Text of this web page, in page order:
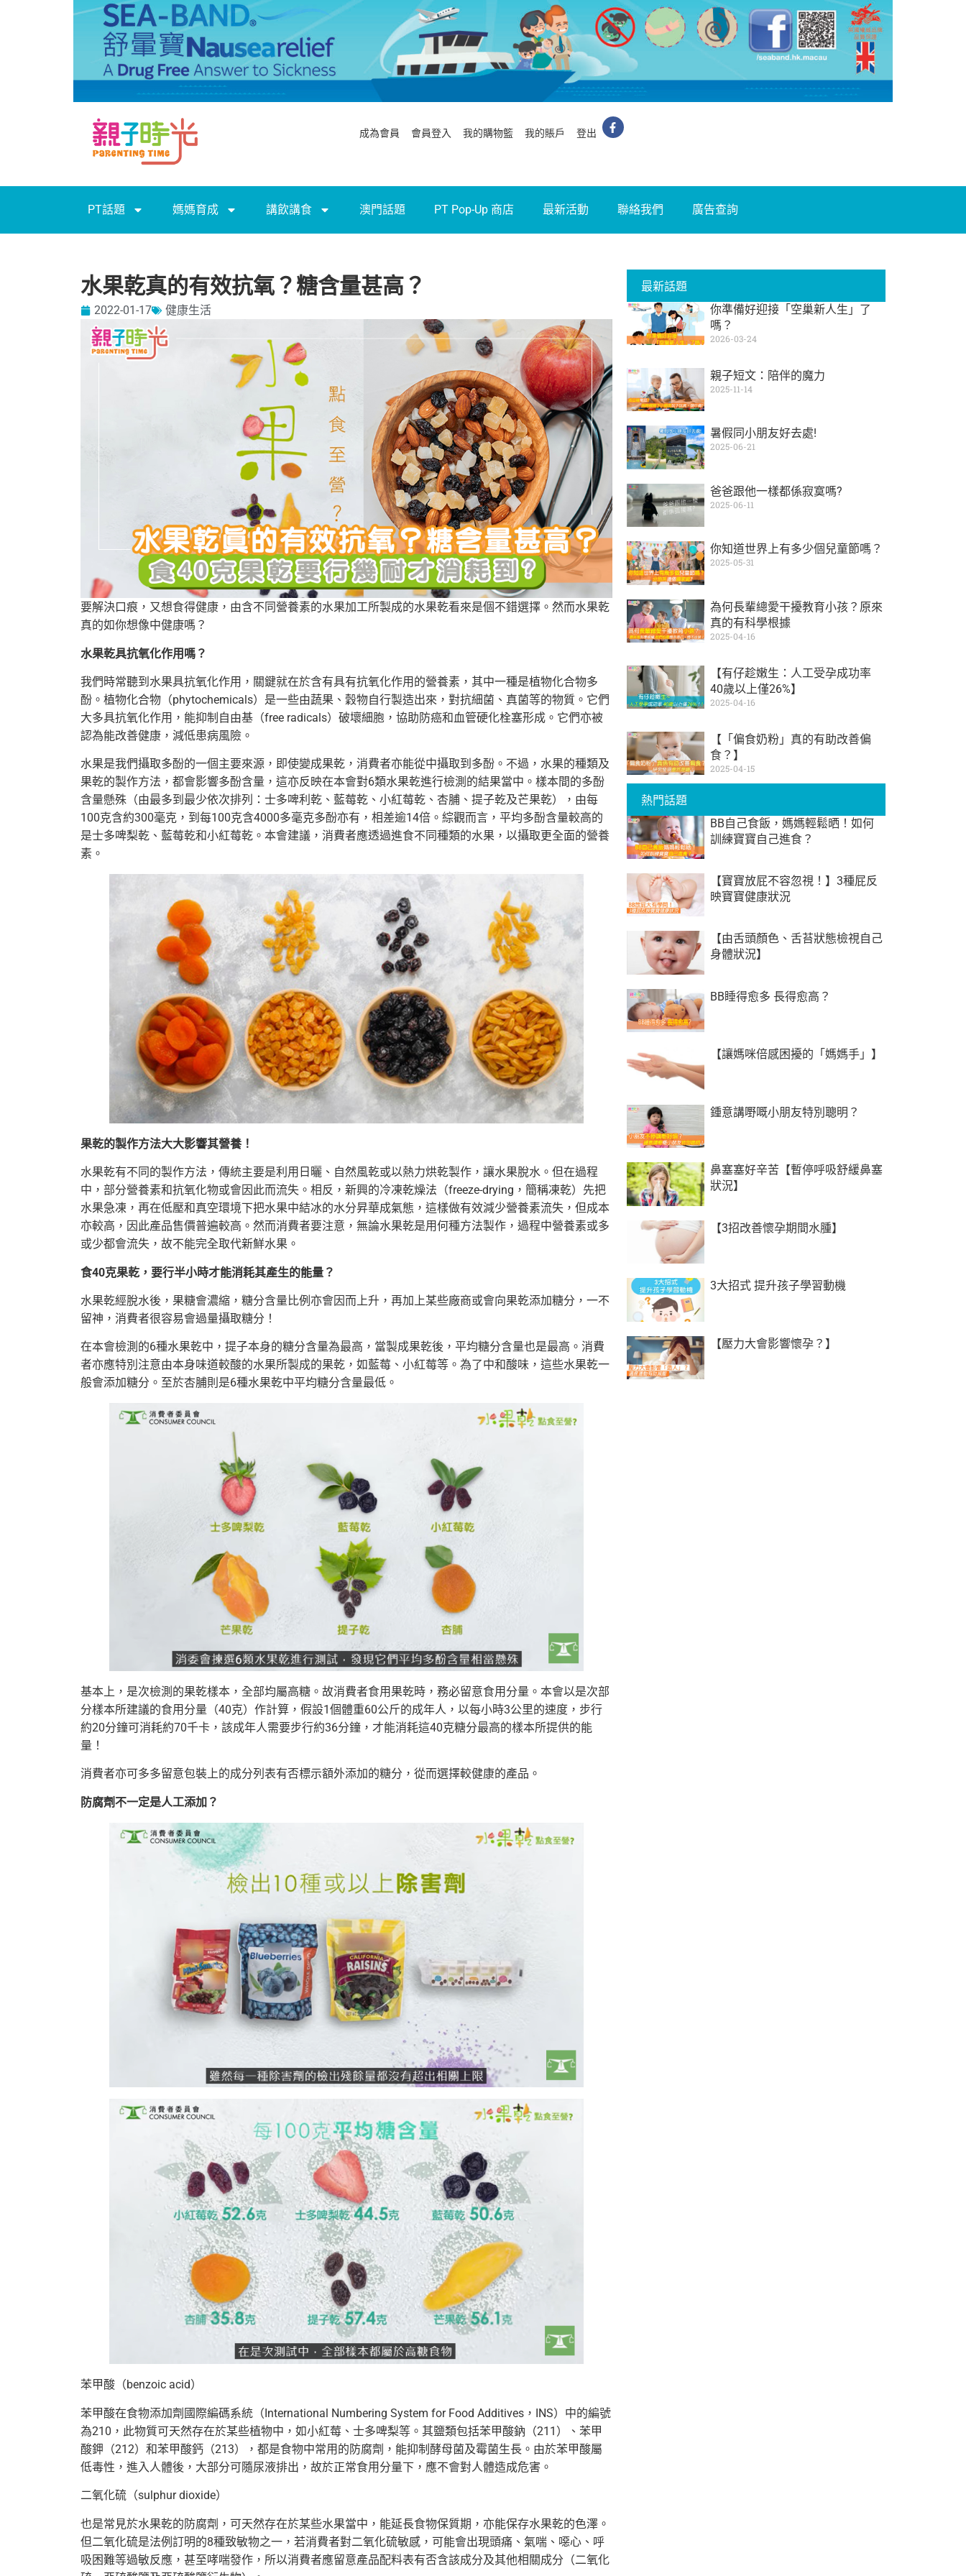
成為會員 會員登入 我的購物籃 我的賬戶 登出
PT話題 媽媽育成 講飲講食 澳門話題 PT Pop-Up 商店 最新活動 聯絡我們 廣告查詢
水果乾真的有效抗氧？糖含量甚高？
2022-01-17 健康生活
要解決口痕，又想食得健康，由含不同營養素的水果加工所製成的水果乾看來是個不錯選擇。然而水果乾
真的如你想像中健康嗎？
水果乾具抗氧化作用嗎？
我們時常聽到水果具抗氧化作用，關鍵就在於含有具有抗氧化作用的營養素，其中一種是植物化合物多
酚。植物化合物（phytochemicals）是一些由蔬果、穀物自行製造出來，對抗細菌、真菌等的物質。它們
大多具抗氧化作用，能抑制自由基（free radicals）破壞細胞，協助防癌和血管硬化栓塞形成。它們亦被
認為能改善健康，減低患病風險。
水果是我們攝取多酚的一個主要來源，即使變成果乾，消費者亦能從中攝取到多酚。不過，水果的種類及
果乾的製作方法，都會影響多酚含量，這亦反映在本會對6類水果乾進行檢測的結果當中。樣本間的多酚
含量懸殊（由最多到最少依次排列：士多啤利乾、藍莓乾、小紅莓乾、杏脯、提子乾及芒果乾），由每
100克含約300毫克，到每100克含4000多毫克多酚亦有，相差逾14倍。綜觀而言，平均多酚含量較高的
是士多啤梨乾、藍莓乾和小紅莓乾。本會建議，消費者應透過進食不同種類的水果，以攝取更全面的營養
素。
果乾的製作方法大大影響其營養！
水果乾有不同的製作方法，傳統主要是利用日曬、自然風乾或以熱力烘乾製作，讓水果脫水。但在過程
中，部分營養素和抗氧化物或會因此而流失。相反，新興的冷凍乾燥法（freeze-drying，簡稱凍乾）先把
水果急凍，再在低壓和真空環境下把水果中結冰的水分昇華成氣態，這樣做有效減少營養素流失，但成本
亦較高，因此產品售價普遍較高。然而消費者要注意，無論水果乾是用何種方法製作，過程中營養素或多
或少都會流失，故不能完全取代新鮮水果。
食40克果乾，要行半小時才能消耗其產生的能量？
水果乾經脫水後，果糖會濃縮，糖分含量比例亦會因而上升，再加上某些廠商或會向果乾添加糖分，一不
留神，消費者很容易會過量攝取糖分！
在本會檢測的6種水果乾中，提子本身的糖分含量為最高，當製成果乾後，平均糖分含量也是最高。消費
者亦應特別注意由本身味道較酸的水果所製成的果乾，如藍莓、小紅莓等。為了中和酸味，這些水果乾一
般會添加糖分。至於杏脯則是6種水果乾中平均糖分含量最低。
基本上，是次檢測的果乾樣本，全部均屬高糖。故消費者食用果乾時，務必留意食用分量。本會以是次部
分樣本所建議的食用分量（40克）作計算，假設1個體重60公斤的成年人，以每小時3公里的速度，步行
約20分鐘可消耗約70千卡，該成年人需要步行約36分鐘，才能消耗這40克糖分最高的樣本所提供的能
量！
消費者亦可多多留意包裝上的成分列表有否標示額外添加的糖分，從而選擇較健康的產品。
防腐劑不一定是人工添加？
苯甲酸（benzoic acid）
苯甲酸在食物添加劑國際編碼系統（International Numbering System for Food Additives，INS）中的編號
為210，此物質可天然存在於某些植物中，如小紅莓、士多啤梨等。其鹽類包括苯甲酸鈉（211）、苯甲
酸鉀（212）和苯甲酸鈣（213），都是食物中常用的防腐劑，能抑制酵母菌及霉菌生長。由於苯甲酸屬
低毒性，進入人體後，大部分可隨尿液排出，故於正常食用分量下，應不會對人體造成危害。
二氧化硫（sulphur dioxide）
也是常見於水果乾的防腐劑，可天然存在於某些水果當中，能延長食物保質期，亦能保存水果乾的色澤。
但二氧化硫是法例訂明的8種致敏物之一，若消費者對二氧化硫敏感，可能會出現頭痛、氣喘、噁心、呼
吸困難等過敏反應，甚至哮喘發作，所以消費者應留意產品配料表有否含該成分及其他相關成分（二氧化
最新話題
你準備好迎接「空巢新人生」了
嗎？
2026-03-24
親子短文：陪伴的魔力
2025-11-14
暑假同小朋友好去處!
2025-06-21
爸爸跟他一樣都係寂寞嗎?
2025-06-11
你知道世界上有多少個兒童節嗎？
2025-05-31
為何長輩總愛干擾教育小孩？原來
真的有科學根據
2025-04-16
【有仔趁嫩生：人工受孕成功率
40歲以上僅26%】
2025-04-16
【「偏食奶粉」真的有助改善偏
食？】
2025-04-15
熱門話題
BB自己食飯，媽媽輕鬆晒！如何
訓練寶寶自己進食？
【寶寶放屁不容忽視！】3種屁反
映寶寶健康狀況
【由舌頭顏色、舌苔狀態檢視自己
身體狀況】
BB睡得愈多 長得愈高？
【讓媽咪倍感困擾的「媽媽手」】
鍾意講嘢嘅小朋友特別聰明？
鼻塞塞好辛苦【暫停呼吸舒緩鼻塞
狀況】
【3招改善懷孕期間水腫】
3大招式 提升孩子學習動機
【壓力大會影響懷孕？】